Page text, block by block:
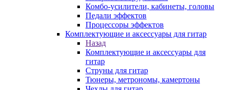
Комбо-усилители, кабинеты, головы
Педали эффектов
Процессоры эффектов
Комплектующие и аксессуары для гитар
Назад
Комплектующие и аксессуары для
гитар
Струны для гитар
Тюнеры, метрономы, камертоны